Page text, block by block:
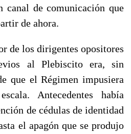
canal de comunicación que
de ahora.
de los dirigentes opositores
al Plebiscito era, sin
que el Régimen impusiera
Antecedentes había
de cédulas de identidad
el apagón que se produjo